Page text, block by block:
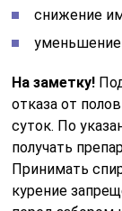
снижение
На заметку!
отказа от
суток. По
получать
Принимать
курение